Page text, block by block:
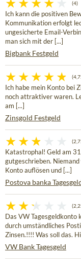
(4)
Ich kann die positiven
Kommunikation erfolgt
ungesicherte Email-
man sich mit der [...]
Bigbank Festgeld
Ich habe mein Konto bei
noch attraktiver waren.
am [...]
Zinsgold Festgeld
Katastrophal! Geld am
gutgeschrieben.
Konto auflösen und [...]
Postova banka
Das VW
durch umständliches
Zinsen.!!!! Was soll das.
VW Bank Tagesgeld